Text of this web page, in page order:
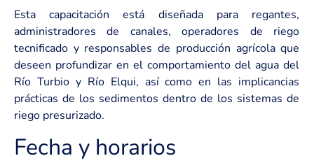
Esta capacitación está diseñada para regantes,
administradores de canales, operadores de riego
tecnificado y responsables de producción agrícola que
deseen profundizar en el comportamiento del agua del
Río Turbio y Río Elqui, así como en las implicancias
prácticas de los sedimentos dentro de los sistemas de
riego presurizado.
Fecha y horarios